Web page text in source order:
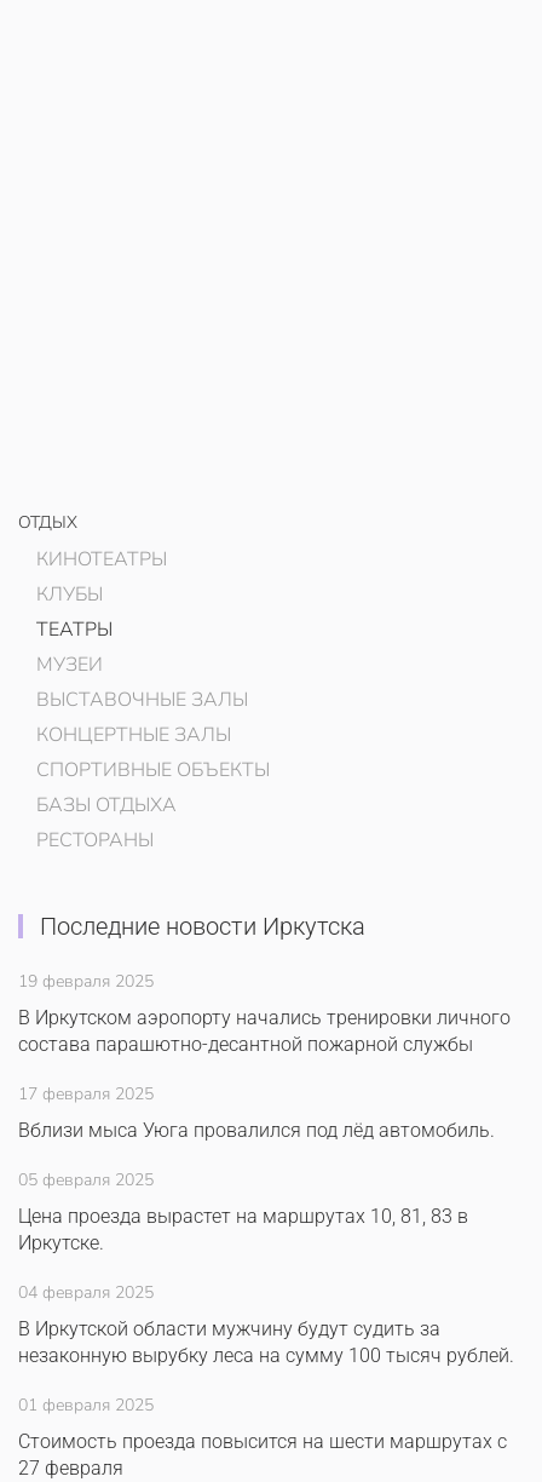
ОТДЫХ
КИНОТЕАТРЫ
КЛУБЫ
ТЕАТРЫ
МУЗЕИ
ВЫСТАВОЧНЫЕ ЗАЛЫ
КОНЦЕРТНЫЕ ЗАЛЫ
СПОРТИВНЫЕ ОБЪЕКТЫ
БАЗЫ ОТДЫХА
РЕСТОРАНЫ
Последние новости Иркутска
19 февраля 2025
В Иркутском аэропорту начались тренировки личного
состава парашютно-десантной пожарной службы
17 февраля 2025
Вблизи мыса Уюга провалился под лёд автомобиль.
05 февраля 2025
Цена проезда вырастет на маршрутах 10, 81, 83 в
Иркутске.
04 февраля 2025
В Иркутской области мужчину будут судить за
незаконную вырубку леса на сумму 100 тысяч рублей.
01 февраля 2025
Стоимость проезда повысится на шести маршрутах с
27 февраля